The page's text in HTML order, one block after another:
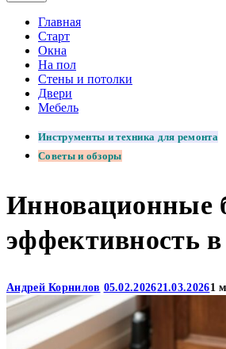
Главная
Старт
Окна
На пол
Стены и потолки
Двери
Мебель
Инструменты и техника для ремонта
Советы и обзоры
Инновационные
эффективность
Андрей Корнилов 05.02.202621.03.20261